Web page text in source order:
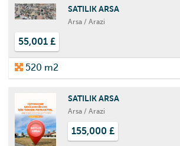
SATILIK ARSA
Arsa / Arazi
55,001 £
520 m2
SATILIK ARSA
Arsa / Arazi
155,000 £